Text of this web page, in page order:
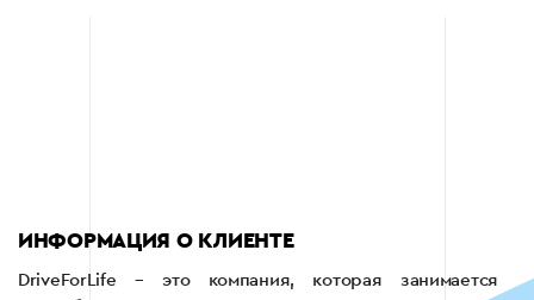
ИНФОРМАЦИЯ О КЛИЕНТЕ
DriveForLife – это компания, которая занимается